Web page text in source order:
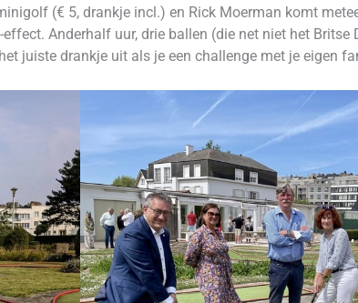
(€ 5, drankje incl.) en Rick Moerman komt
Anderhalf uur, drie ballen (die net niet het Britse
juiste drankje uit als je een challenge met je eigen